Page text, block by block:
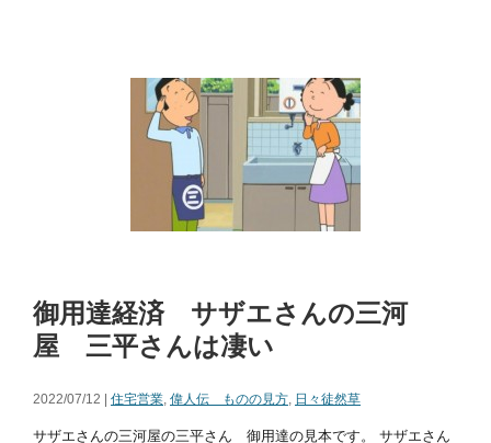
御用達経済 サザエさんの三河
屋 三平さんは凄い
2022/07/12 | 住宅営業 偉人伝 ものの見方 日々徒然草
サザエさんの三河屋の三平さん 御用達の見本です。 サザエさん